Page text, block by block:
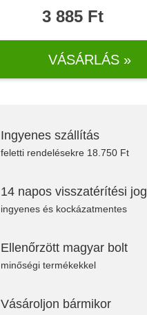
3 885 Ft
VÁSÁRLÁS »
Ingyenes szállítás
feletti rendelésekre 18.750 Ft
14 napos visszatérítési jog
ingyenes és kockázatmentes
Ellenőrzött magyar bolt
minőségi termékekkel
Vásároljon bármikor